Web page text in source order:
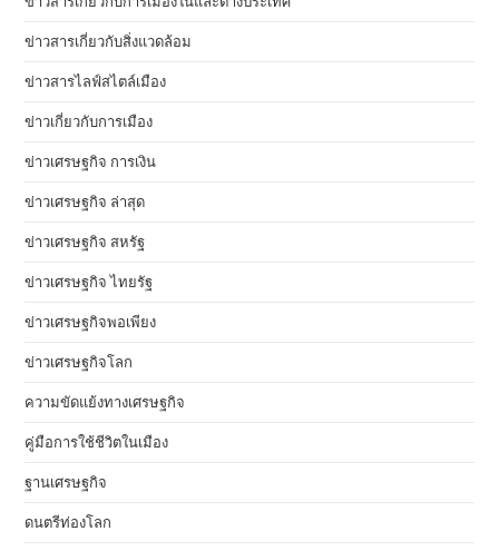
ข่าวสารเกี่ยวกับสิ่งแวดล้อม
ข่าวสารไลฟ์สไตล์เมือง
ข่าวเกี่ยวกับการเมือง
ข่าวเศรษฐกิจ การเงิน
ข่าวเศรษฐกิจ ล่าสุด
ข่าวเศรษฐกิจ สหรัฐ
ข่าวเศรษฐกิจ ไทยรัฐ
ข่าวเศรษฐกิจพอเพียง
ข่าวเศรษฐกิจโลก
ความขัดแย้งทางเศรษฐกิจ
คู่มือการใช้ชีวิตในเมือง
ฐานเศรษฐกิจ
ดนตรีท่องโลก